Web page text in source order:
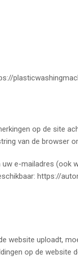
op de site
van de browser
e-mailadres
https://
website uploadt,
op de website